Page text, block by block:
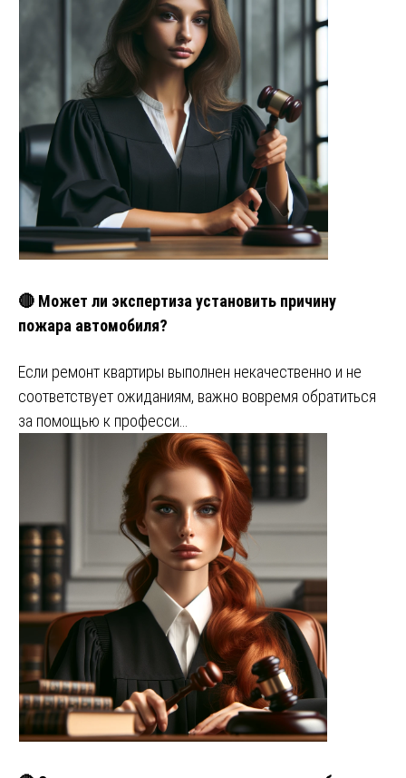
🔴 Может ли экспертиза установить причину
пожара автомобиля?
Если ремонт квартиры выполнен некачественно и не
соответствует ожиданиям, важно вовремя обратиться
за помощью к професси…